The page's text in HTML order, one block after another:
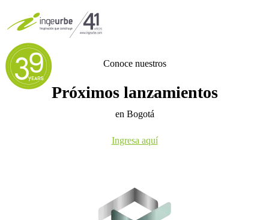
Conoce nuestros
Próximos lanzamientos
en Bogotá
Ingresa aquí